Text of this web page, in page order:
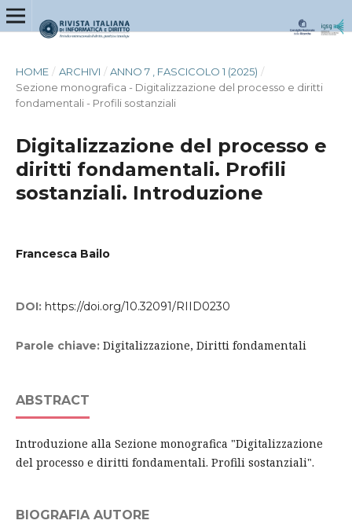
HOME / ARCHIVI / ANNO 7 , FASCICOLO 1 (2025) /
Sezione monografica - Digitalizzazione del processo e diritti
fondamentali - Profili sostanziali
Digitalizzazione del processo e
diritti fondamentali. Profili
sostanziali. Introduzione
Francesca Bailo
DOI: https://doi.org/10.32091/RIID0230
Parole chiave: Digitalizzazione, Diritti fondamentali
ABSTRACT
Introduzione alla Sezione monografica "Digitalizzazione
del processo e diritti fondamentali. Profili sostanziali".
BIOGRAFIA AUTORE